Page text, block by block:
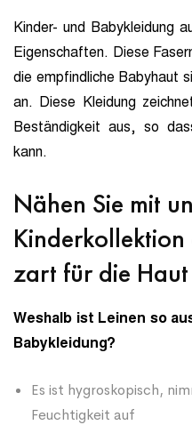
Kinder- und Babykleidung
Eigenschaften. Diese
die empfindliche Babyhaut
an. Diese Kleidung
Beständigkeit aus, so
kann.
Nähen Sie mit
Kinderkollektion
zart für die Haut
Weshalb ist Leinen so
Babykleidung?
Es ist hygroskopisch,
Feuchtigkeit auf